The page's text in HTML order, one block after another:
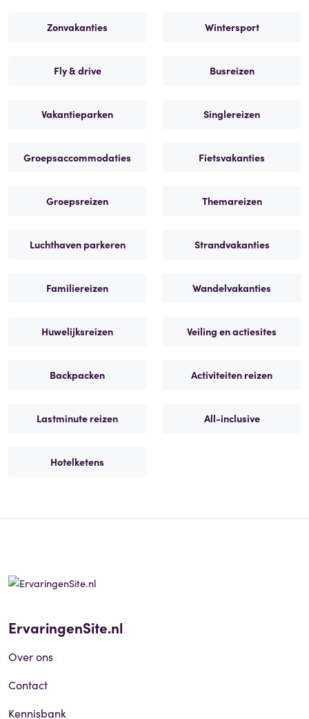
Zonvakanties Wintersport
Fly & drive Busreizen
Vakantieparken Singlereizen
Groepsaccommodaties Fietsvakanties
Groepsreizen Themareizen
Luchthaven parkeren Strandvakanties
Familiereizen Wandelvakanties
Huwelijksreizen Veiling en actiesites
Backpacken Activiteiten reizen
Lastminute reizen All-inclusive
Hotelketens
ErvaringenSite.nl
Over ons
Contact
Kennisbank